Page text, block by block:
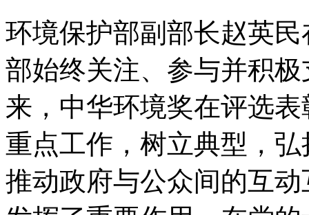
环境保护部副部长赵英
部始终关注、参与并积
来，中华环境奖在评选
重点工作，树立典型，
推动政府与公众间的互